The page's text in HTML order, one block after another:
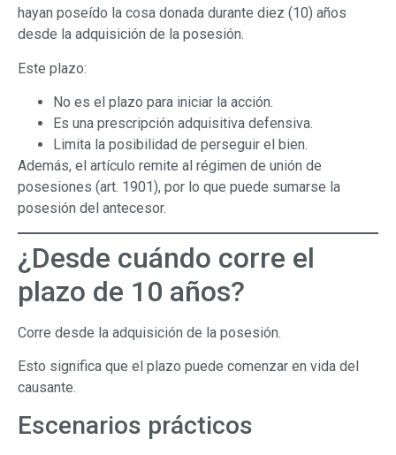
hayan poseído la cosa donada durante diez (10) años
desde la adquisición de la posesión.
Este plazo:
No es el plazo para iniciar la acción.
Es una prescripción adquisitiva defensiva.
Limita la posibilidad de perseguir el bien.
Además, el artículo remite al régimen de unión de
posesiones (art. 1901), por lo que puede sumarse la
posesión del antecesor.
¿Desde cuándo corre el
plazo de 10 años?
Corre desde la adquisición de la posesión.
Esto significa que el plazo puede comenzar en vida del
causante.
Escenarios prácticos